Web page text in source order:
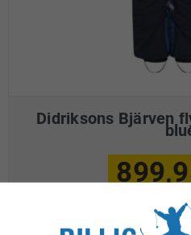
Didriksons Bjärven
VIS